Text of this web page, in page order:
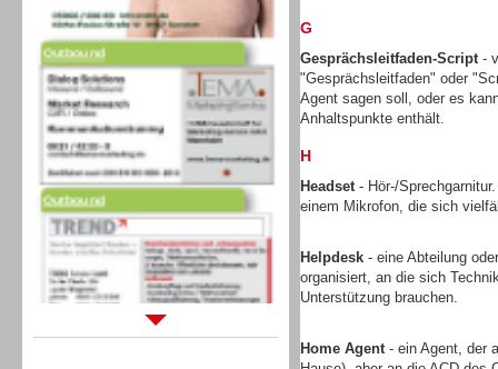
Outbound
Outbound
Sprachdialogsysteme u. Ki/
G
Gesprächsleitfaden-Script-
"Gesprächsleitfaden" oder
Agent sagen soll, oder es
Anhaltspunkte enthält.
H
Headset- Hör-/
einem Mikrofon, die sich
Helpdesk - eine Abteilung
organisiert, an die sich
Unterstützung brauchen.
Home Agent- ein Agent, der